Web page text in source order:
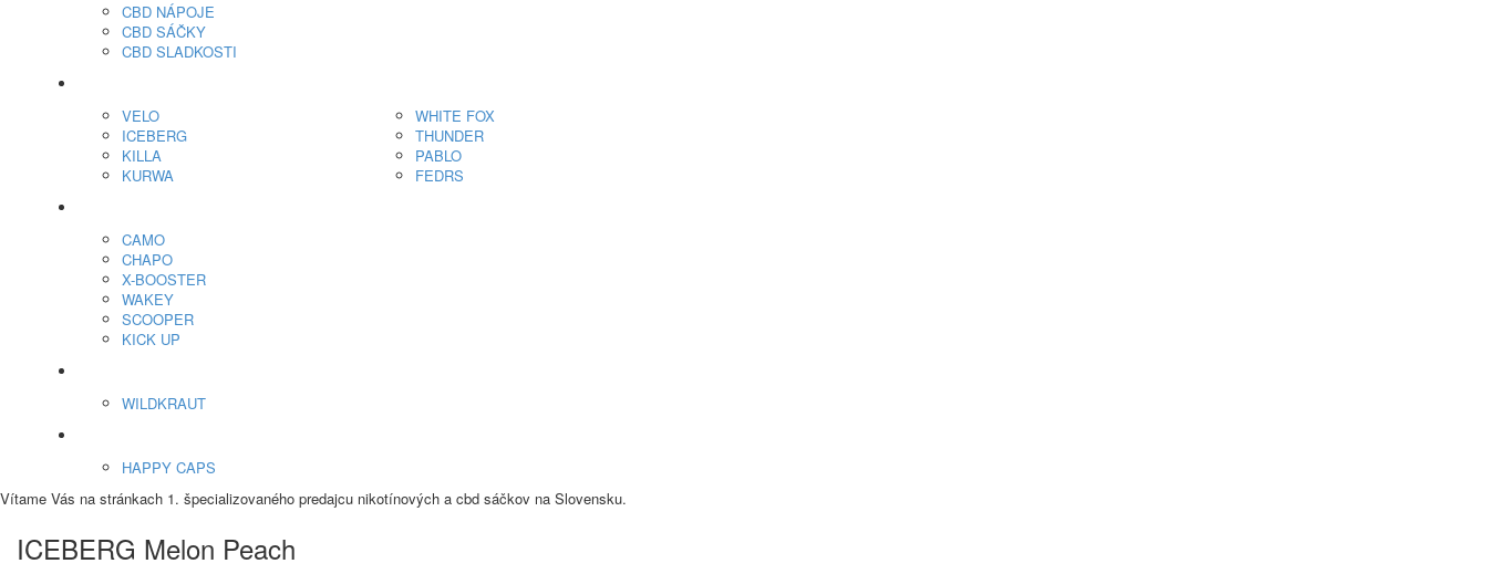
CBD NÁPOJE
CBD SÁČKY
CBD SLADKOSTI
VELO
ICEBERG
KILLA
KURWA
WHITE FOX
THUNDER
PABLO
FEDRS
CAMO
CHAPO
X-BOOSTER
WAKEY
SCOOPER
KICK UP
WILDKRAUT
HAPPY CAPS
Vítame Vás na stránkach 1. špecializovaného predajcu nikotínových a cbd sáčkov na Slovensku.
ICEBERG Melon Peach